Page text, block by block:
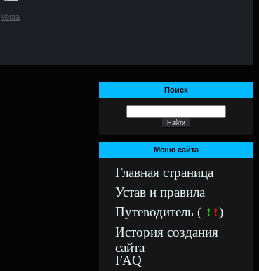
Vesta
Поиск
Меню сайта
Главная страница
Устав и правила
Путеводитель (
)
История создания
сайта
FAQ